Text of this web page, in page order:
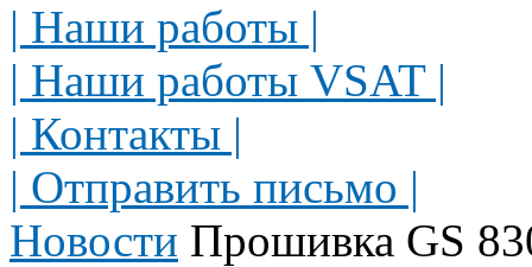
| Наши работы |
| Наши работы VSAT |
| Контакты |
| Отправить письмо |
Новости Прошивка GS